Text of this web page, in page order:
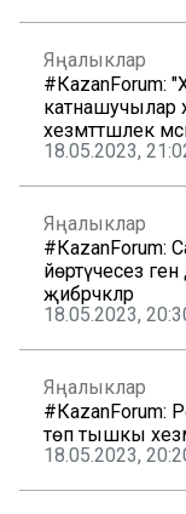
Яңалыклар
#КаzanForum:
катнашучылар
хезмәттәшлек
18.05.2023,
Яңалыклар
#КаzanForum:
йөртүчесез
җибәрәчәкләр
18.05.2023,
Яңалыклар
#КаzanForum:
төп тышкы
18.05.2023,